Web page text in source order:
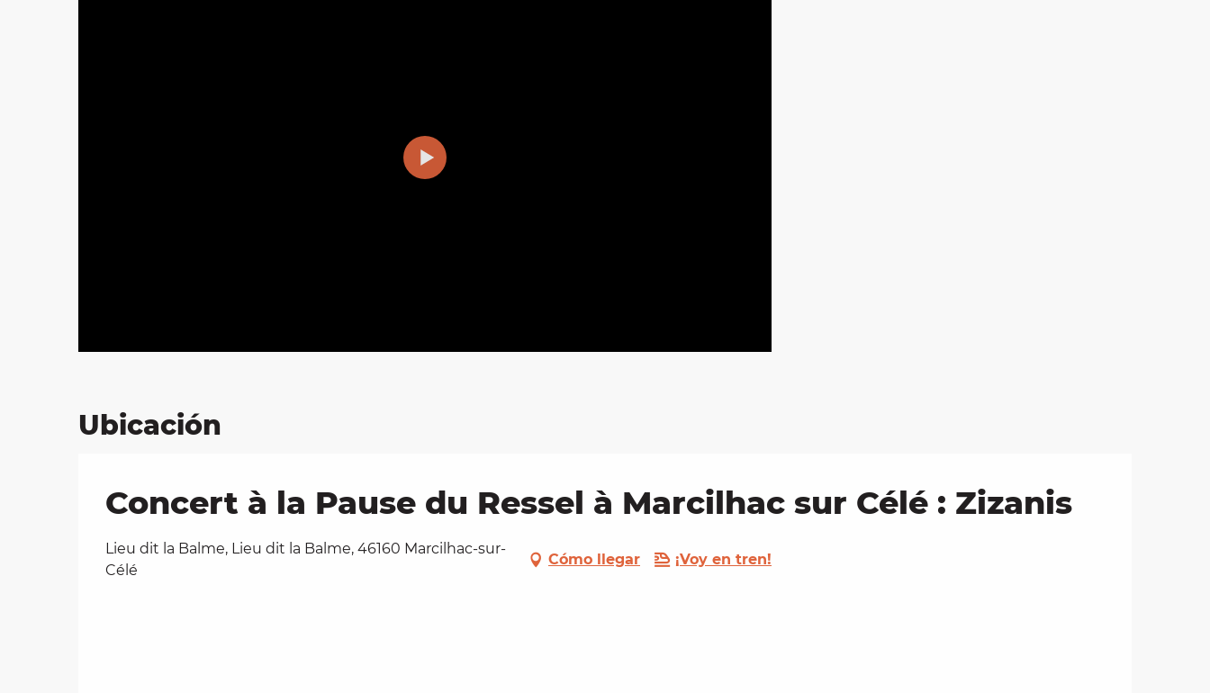
Ubicación
Concert à la Pause du Ressel à Marcilhac sur Célé : Zizanis
Lieu dit la Balme, Lieu dit la Balme, 46160 Marcilhac-sur-
Célé
Cómo llegar ¡Voy en tren!